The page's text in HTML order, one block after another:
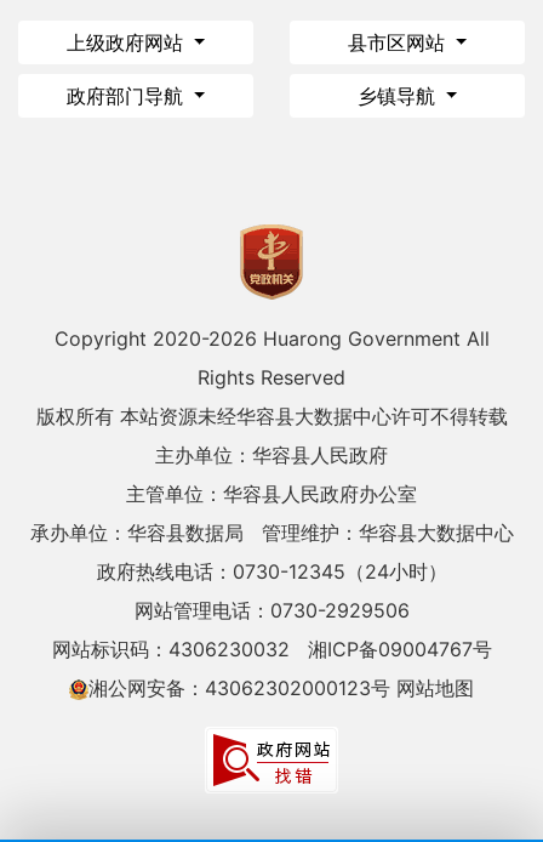
上级政府网站 县市区网站
政府部门导航 乡镇导航
Copyright 2020-2026 Huarong Government All
Rights Reserved
版权所有 本站资源未经华容县大数据中心许可不得转载
主办单位：华容县人民政府
主管单位：华容县人民政府办公室
承办单位：华容县数据局
管理维护：华容县大数据中心
政府热线电话：0730-12345（24小时）
网站管理电话：0730-2929506
网站标识码：4306230032
湘ICP备09004767号
湘公网安备：43062302000123号 网站地图